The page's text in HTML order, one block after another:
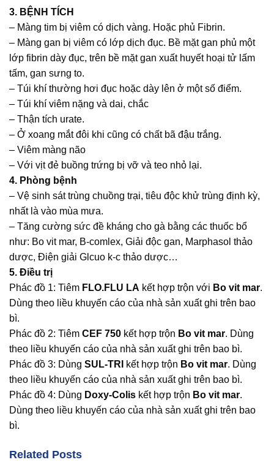
3. BỆNH TÍCH
– Màng tim bị viêm có dịch vàng. Hoặc phủ Fibrin.
– Màng gan bị viêm có lớp dịch đục. Bề mặt gan phủ một
lớp fibrin dày đục, trên bề mặt gan xuất huyết hoại tử lấm
tấm, gan sưng to.
– Túi khí thường hơi đục hoặc dày lên ở một số điểm.
– Túi khí viêm nặng và dai, chắc
– Thận tích urate.
– Ở xoang mắt đôi khi cũng có chất bã đậu trắng.
– Viêm màng não
– Với vịt đẻ buồng trứng bị vỡ và teo nhỏ lại.
4. Phòng bệnh
– Vệ sinh sát trùng chuồng trại, tiêu độc khử trùng định kỳ,
nhất là vào mùa mưa.
– Tăng cường sức đề kháng cho gà bằng các thuốc bổ
như: Bo vit mar, B-comlex, Giải độc gan, Marphasol thảo
dược, Điện giải Glcuo k-c thảo dược…
5. Điều trị
Phác đồ 1: Tiêm FLO.FLU LA kết hợp trộn với Bo vit mar.
Dùng theo liều khuyến cáo của nhà sản xuất ghi trên bao
bì.
Phác đồ 2: Tiêm CEF 750 kết hợp trộn Bo vit mar. Dùng
theo liều khuyến cáo của nhà sản xuất ghi trên bao bì.
Phác đồ 3: Dùng SUL-TRI kết hợp trộn Bo vit mar. Dùng
theo liều khuyến cáo của nhà sản xuất ghi trên bao bì.
Phác đồ 4: Dùng Doxy-Colis kết hợp trộn Bo vit mar.
Dùng theo liều khuyến cáo của nhà sản xuất ghi trên bao
bì.
Related Posts